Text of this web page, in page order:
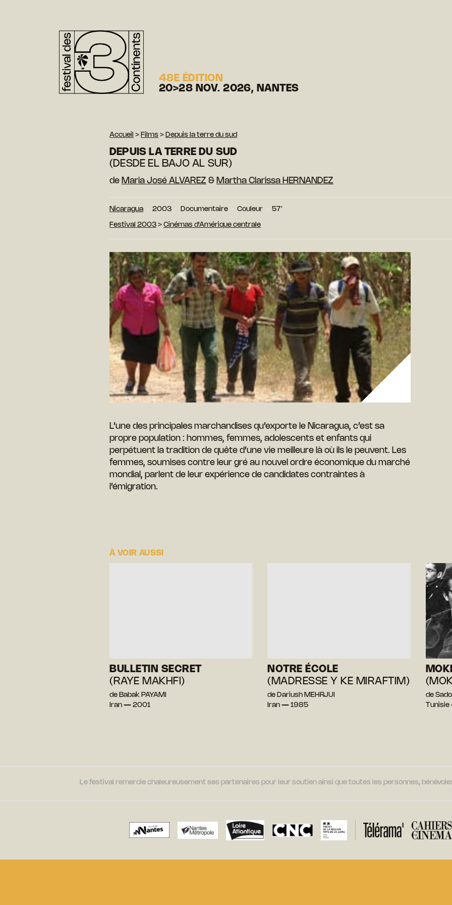
48E ÉDITION
20>28 NOV. 2026, NANTES
Accueil > Films > Depuis la terre du sud
DEPUIS LA TERRE DU SUD
(DESDE EL BAJO AL SUR)
de Maria José ALVAREZ & Martha Clarissa HERNANDEZ
Nicaragua 2003 Documentaire Couleur 57′
Festival 2003 > Cinémas d'Amérique centrale
L’une des principales marchandises qu’exporte le Nicaragua, c’est sa
propre population : hommes, femmes, adolescents et enfants qui
perpétuent la tradition de quête d’une vie meilleure là où ils le peuvent. Les
femmes, soumises contre leur gré au nouvel ordre économique du marché
mondial, parlent de leur expérience de candidates contraintes à
l’émigration.
À VOIR AUSSI
BULLETIN SECRET
(RAYE MAKHFI)
de Babak PAYAMI
Iran — 2001
NOTRE ÉCOLE
(MADRESSE Y KE MIRAFTIM)
de Dariush MEHRJUI
Iran — 1985
de
Le festival remercie chaleureusement ses partenaires pour leur soutien ainsi que toutes les personnes,